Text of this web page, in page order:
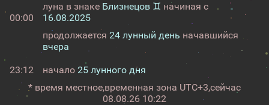
00:00
луна в знаке Близнецов ♊ начиная с
16.08.2025
продолжается 24 лунный день начавшийся
вчера
23:12 начало 25 лунного дня
* время местное,временная зона UTC+3,сейчас
08.08.26 10:22